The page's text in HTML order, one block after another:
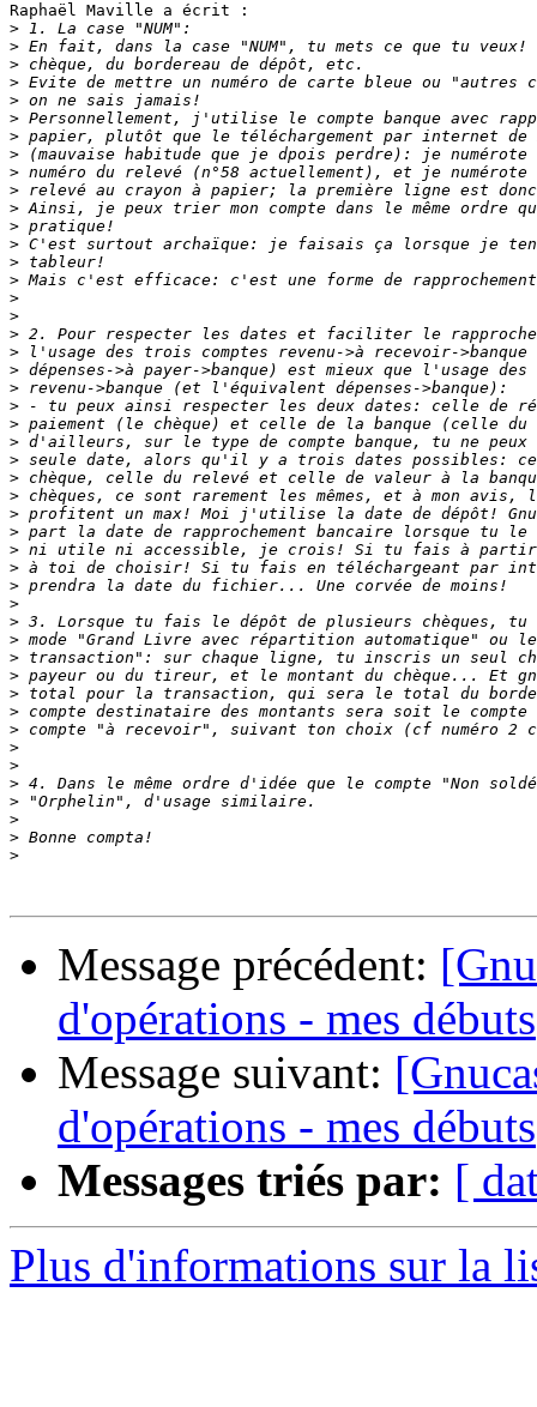
Raphaël Maville a écrit :
>
>
>
>
>
>
>
>
>
>
>
>
>
>
>
>
>
>
>
>
>
>
>
>
>
>
>
>
>
>
>
>
>
>
>
>
>
>
>
>
>
>
>
>
>
>
>
Message précédent:
d'opérations - mes débuts
Message suivant:
d'opérations - mes débuts
Messages triés par: [
Plus d'informations sur la